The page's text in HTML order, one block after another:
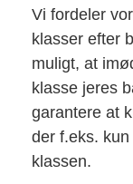
Vi fordeler
klasser efter
muligt, at
klasse jeres
garantere at
der f.eks.
klassen.